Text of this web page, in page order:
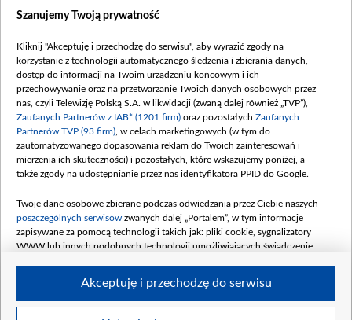
Dofinansowanie 635 783 051,21 PLN
(wpłata wrzesień 100 mln, październik 350
mln, listopad 265 mln)
Dofinansowanie 48 862 000,00 PLN
Data podpisania umowy: GRUDZIEŃ 2025
(wpłata grudzień 60,548 mln)
Dofinansowanie 900 000 000,00 PLN
Data podpisania umowy: LUTY 2026 (wpłata
kwiecień 180 mln, 7 maja 180 mln, 8
czerwca 90 mln)
Dofinansowanie 250 000 000,00 PLN
4 sierpnia 250 mln
Szanujemy Twoją prywatność
Kliknij "Akceptuję i przechodzę do serwisu", aby wyrazić zgody na
korzystanie z technologii automatycznego śledzenia i zbierania danych,
dostęp do informacji na Twoim urządzeniu końcowym i ich
przechowywanie oraz na przetwarzanie Twoich danych osobowych przez
nas, czyli Telewizję Polską S.A. w likwidacji (zwaną dalej również „TVP”),
Zaufanych Partnerów z IAB* (1201 firm) oraz pozostałych Zaufanych
Partnerów TVP (93 firm) , w celach marketingowych (w tym do
zautomatyzowanego dopasowania reklam do Twoich zainteresowań i
mierzenia ich skuteczności) i pozostałych, które wskazujemy poniżej, a
także zgody na udostępnianie przez nas identyfikatora PPID do Google.
Twoje dane osobowe zbierane podczas odwiedzania przez Ciebie naszych
poszczególnych serwisów zwanych dalej „Portalem”, w tym informacje
zapisywane za pomocą technologii takich jak: pliki cookie, sygnalizatory
WWW lub innych podobnych technologii umożliwiających świadczenie
Akceptuję i przechodzę do serwisu